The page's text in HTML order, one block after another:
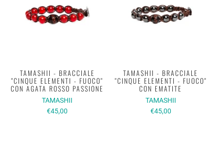
TAMASHII - BRACCIALE
"CINQUE ELEMENTI - FUOCO"
CON AGATA ROSSO PASSIONE
TAMASHII
€45,00
TAMASHII - BRACCIALE
"CINQUE ELEMENTI - FUOCO"
CON EMATITE
TAMASHII
€45,00